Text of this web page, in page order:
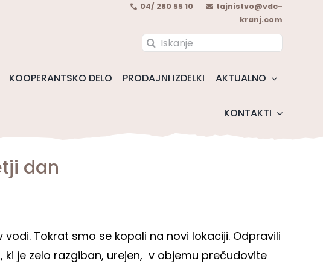
04/ 280 55 10
tajnistvo@vdc-
kranj.com
Search
KOOPERANTSKO DELO PRODAJNI IZDELKI AKTUALNO
KONTAKTI
dan
Tokrat smo se kopali na novi lokaciji. Odpravili
ki je zelo razgiban, urejen, v objemu prečudovite